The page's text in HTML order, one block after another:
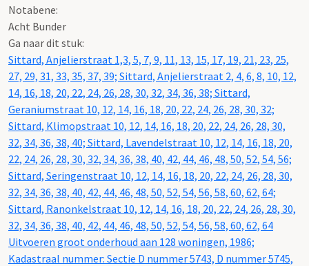
Notabene:
Acht Bunder
Ga naar dit stuk:
Sittard, Anjelierstraat 1,3, 5, 7, 9, 11, 13, 15, 17, 19, 21, 23, 25,
27, 29, 31, 33, 35, 37, 39; Sittard, Anjelierstraat 2, 4, 6, 8, 10, 12,
14, 16, 18, 20, 22, 24, 26, 28, 30, 32, 34, 36, 38; Sittard,
Geraniumstraat 10, 12, 14, 16, 18, 20, 22, 24, 26, 28, 30, 32;
Sittard, Klimopstraat 10, 12, 14, 16, 18, 20, 22, 24, 26, 28, 30,
32, 34, 36, 38, 40; Sittard, Lavendelstraat 10, 12, 14, 16, 18, 20,
22, 24, 26, 28, 30, 32, 34, 36, 38, 40, 42, 44, 46, 48, 50, 52, 54, 56;
Sittard, Seringenstraat 10, 12, 14, 16, 18, 20, 22, 24, 26, 28, 30,
32, 34, 36, 38, 40, 42, 44, 46, 48, 50, 52, 54, 56, 58, 60, 62, 64;
Sittard, Ranonkelstraat 10, 12, 14, 16, 18, 20, 22, 24, 26, 28, 30,
32, 34, 36, 38, 40, 42, 44, 46, 48, 50, 52, 54, 56, 58, 60, 62, 64
Uitvoeren groot onderhoud aan 128 woningen, 1986;
Kadastraal nummer: Sectie D nummer 5743, D nummer 5745,